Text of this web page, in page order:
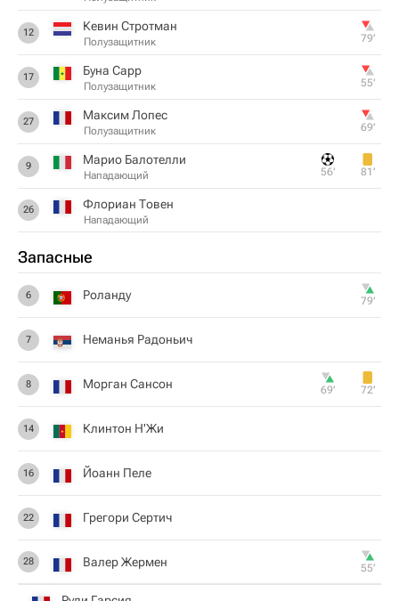
12 Кевин Стротман
Полузащитник 79‎’‎
17 Буна Сарр
Полузащитник 55‎’‎
27 Максим Лопес
Полузащитник 69‎’‎
9 Марио Балотелли
Нападающий 56‎’‎ 81‎’‎
26 Флориан Товен
Нападающий
Запасные
6 Роланду 79‎’‎
7 Неманья Радоньич
8 Морган Сансон 69‎’‎ 72‎’‎
14 Клинтон Н'Жи
16 Йоанн Пеле
22 Грегори Сертич
28 Валер Жермен 55‎’‎